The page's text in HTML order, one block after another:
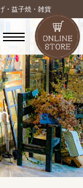
・益子焼・雑貨